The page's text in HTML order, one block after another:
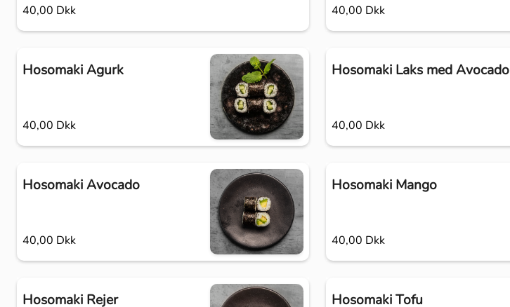
40,00 Dkk 40,00 Dkk
Hosomaki Agurk
40,00 Dkk
Hosomaki Laks med Avocado
40,00 Dkk
Hosomaki Avocado
40,00 Dkk
Hosomaki Mango
40,00 Dkk
Hosomaki Rejer Hosomaki Tofu